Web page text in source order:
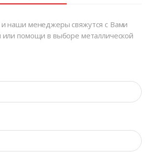
наши менеджеры свяжутся с Вами
или помощи в выборе металлической